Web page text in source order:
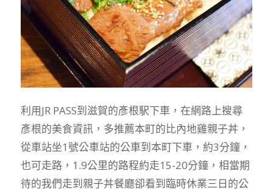
利用JR PASS到滋賀的彥根駅下車，在網路上搜尋
彥根的美食資訊，多推薦本町的比內地雞親子丼，
從車站坐1號公車站的公車到本町下車，約3分鐘，
也可走路，1.9公里的路程約走15-20分鐘，相當期
待的我們走到親子丼餐廳卻看到臨時休業三日的公